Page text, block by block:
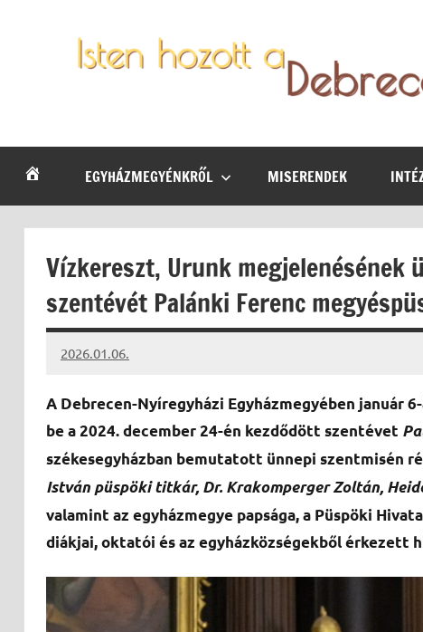
Debrecen-
Nyíregyházi
Egyházmegye
hírei,
programjaiEGYHÁZMEGYÉNKRŐL MISERENDEK
Vízkereszt, Urunk megjelenésének
szentévét Palánki Ferenc
2026.01.06.
Leiszt
A Debrecen-Nyíregyházi Egyházmegyében január
be a 2024. december 24-én kezdődött szentévet
székesegyházban bemutatott ünnepi szentmisén
István püspöki titkár, Dr. Krakomperger Zoltán,
valamint az egyházmegye papsága, a Püspöki
diákjai, oktatói és az egyházközségekből érkezett